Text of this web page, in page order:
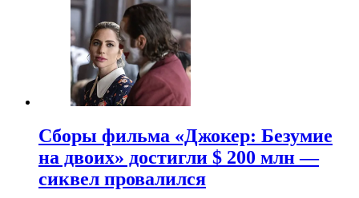
Сборы фильма «Джокер: Безумие
на двоих» достигли $ 200 млн —
сиквел провалился